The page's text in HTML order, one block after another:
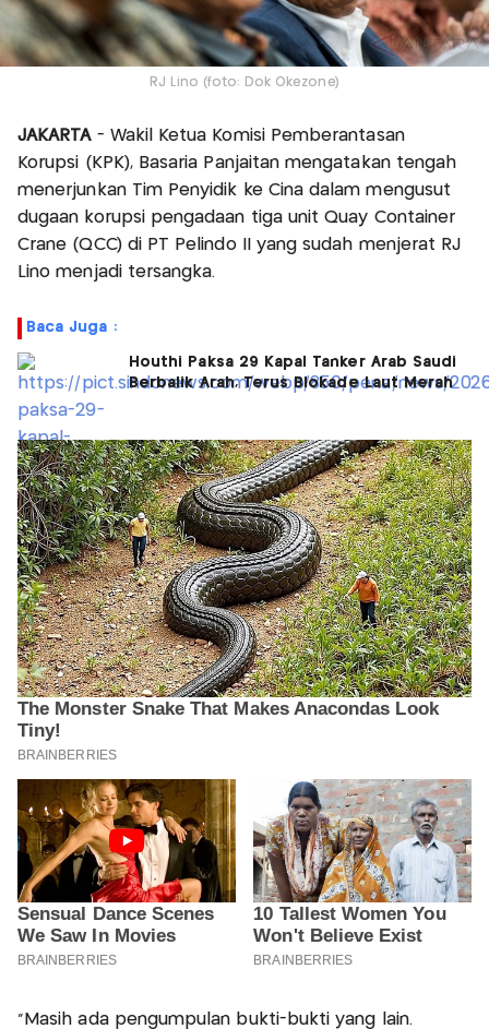
RJ Lino (foto: Dok Okezone)
JAKARTA- Wakil Ketua Komisi Pemberantasan
Korupsi (KPK), Basaria Panjaitan mengatakan tengah
menerjunkan Tim Penyidik ke Cina dalam mengusut
dugaan korupsi pengadaan tiga unit Quay Container
Crane (QCC) di PT Pelindo II yang sudah menjerat RJ
Lino menjadi tersangka.
Baca Juga :
Houthi Paksa 29 Kapal Tanker Arab Saudi
Berbalik Arah, Terus Blokade Laut Merah
"Masih ada pengumpulan bukti-bukti yang lain.